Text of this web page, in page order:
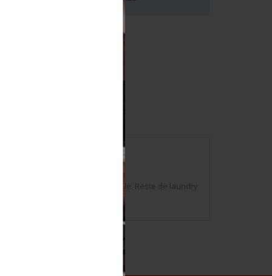
Nom du fabricant et date illisible. Reste de laundry